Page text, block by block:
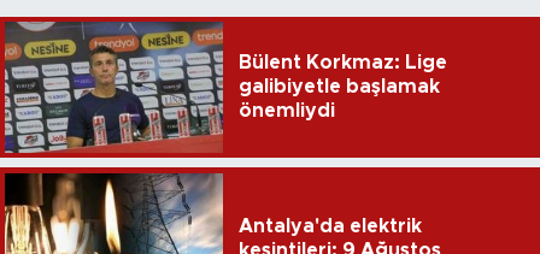
Bülent Korkmaz: Lige
galibiyetle başlamak
önemliydi
Antalya'da elektrik